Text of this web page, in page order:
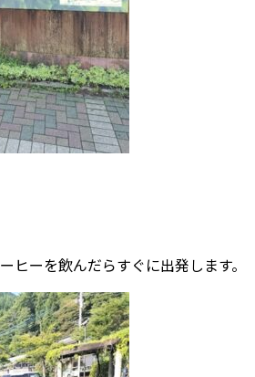
ヒーを飲んだらすぐに出発します。